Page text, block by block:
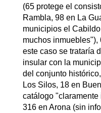
(65 protege el
Rambla, 98 en La
municipios el
muchos inmuebles"),
este caso se trataría
insular con la
del conjunto
Los Silos, 18 en
catálogo
316 en Arona (sin